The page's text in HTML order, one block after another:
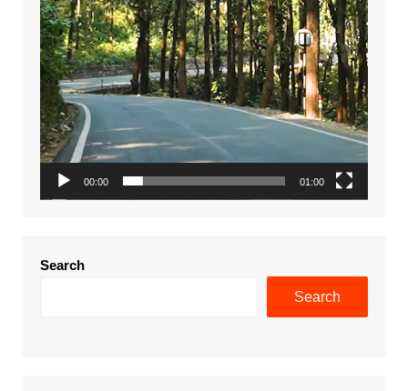
00:00 01:00
Search
Search